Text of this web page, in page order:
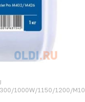
1000W/1150/1200/